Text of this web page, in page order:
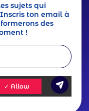
sujets qui
ton email à
des
!
✓ Allow